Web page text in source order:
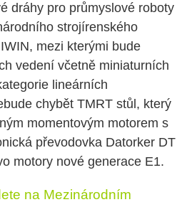
dráhy pro průmyslové roboty
strojírenského
mezi kterými bude
vedení včetně miniaturních
lineárních
chybět TMRT stůl, který
momentovým motorem s
převodovka Datorker DT
motory nové generace E1.
na Mezinárodním